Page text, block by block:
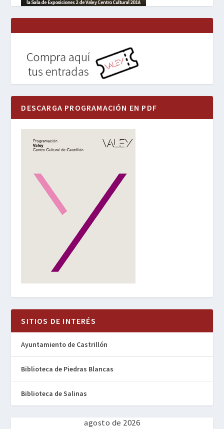
DESCARGA PROGRAMACIÓN EN PDF
SITIOS DE INTERÉS
Ayuntamiento de Castrillón
Biblioteca de Piedras Blancas
Biblioteca de Salinas
agosto de 2026